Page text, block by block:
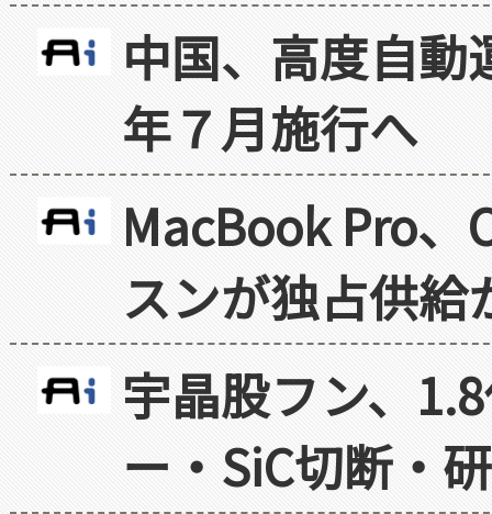
中国、高度自
年７月施行へ
MacBook Pro
スンが独占供給
宇晶股フン、
ー・SiC切断・